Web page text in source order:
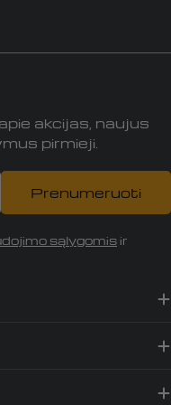
akcijas, naujus
pirmieji.
Prenumeruoti
sąlygomis ir